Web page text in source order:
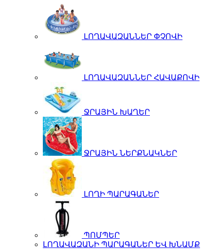
ԼՈՂԱՎԱԶԱՆՆԵՐ ՓՉՈՎԻ
ԼՈՂԱՎԱԶԱՆՆԵՐ ՀԱՎԱՔՈՎԻ
ՋՐԱՅԻՆ ԽԱՂԵՐ
ՋՐԱՅԻՆ ՆԵՐՔՆԱԿՆԵՐ
ԼՈՂԻ ՊԱՐԱԳԱՆԵՐ
ՊՈՄՊԵՐ
ԼՈՂԱՎԱԶԱՆԻ ՊԱՐԱԳԱՆԵՐ ԵՎ ԽՆԱՄՔ